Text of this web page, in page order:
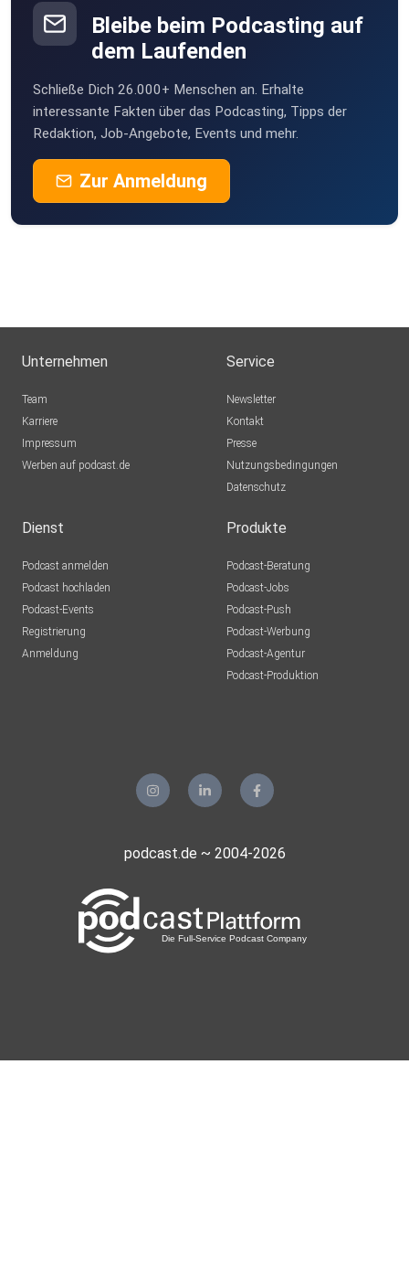
Bleibe beim Podcasting auf
dem Laufenden
Schließe Dich 26.000+ Menschen an. Erhalte
interessante Fakten über das Podcasting, Tipps der
Redaktion, Job-Angebote, Events und mehr.
Zur Anmeldung
Unternehmen
Team
Karriere
Impressum
Werben auf podcast.de
Service
Newsletter
Kontakt
Presse
Nutzungsbedingungen
Datenschutz
Dienst
Podcast anmelden
Podcast hochladen
Podcast-Events
Registrierung
Anmeldung
Produkte
Podcast-Beratung
Podcast-Jobs
Podcast-Push
Podcast-Werbung
Podcast-Agentur
Podcast-Produktion
podcast.de ~ 2004-2026